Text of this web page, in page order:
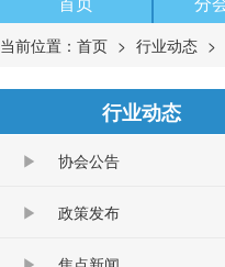
当前位置： 首页 行业动态
行业动态
协会公告
政策发布